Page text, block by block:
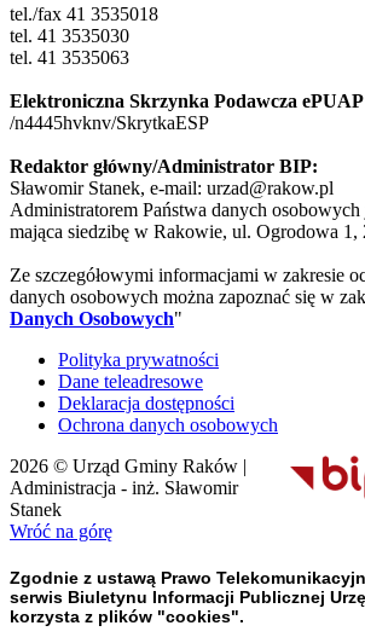
tel./fax 41 3535018
tel. 41 3535030
tel. 41 3535063
Elektroniczna Skrzynka Podawcza ePUAP
/n4445hvknv/SkrytkaESP
Redaktor główny/Administrator BIP:
Sławomir Stanek, e-mail: urzad@rakow.pl
Administratorem Państwa danych
mająca siedzibę w Rakowie, ul. Ogrodowa 1,
Ze szczegółowymi informacjami w zakresie
danych osobowych można zapoznać się w
Danych Osobowych"
Polityka prywatności
Dane teleadresowe
Deklaracja dostępności
Ochrona danych osobowych
2026 © Urząd Gminy Raków |
Administracja - inż. Sławomir
Stanek
Wróć na górę
Zgodnie z ustawą Prawo
serwis Biuletynu Informacji Publicznej
korzysta z plików "cookies".